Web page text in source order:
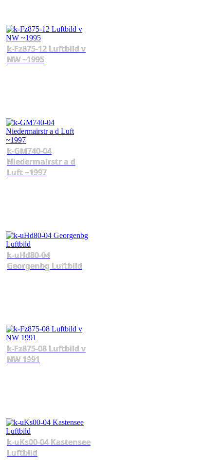
k-Fz875-12 Luftbild v
NW ~1995
k-GM740-04
Niedermairstr a d
Luft ~1997
k-uHd80-04
Georgenbg Luftbild
k-Fz875-08 Luftbild v
NW 1991
k-uKs00-04 Kastensee
Luftbild